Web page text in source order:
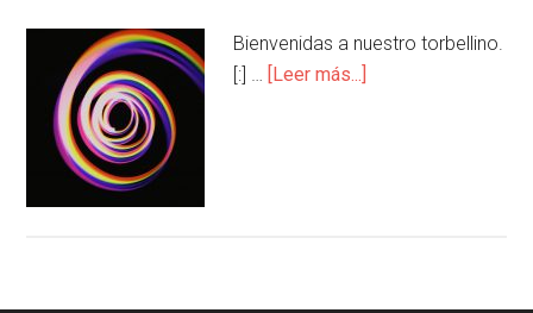
Bienvenidas a nuestro torbellino.
[:] … [Leer más...]